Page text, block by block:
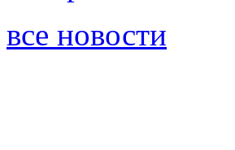
все новости